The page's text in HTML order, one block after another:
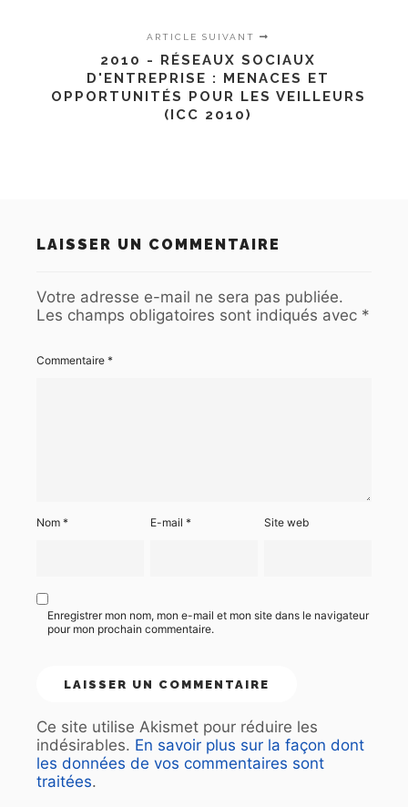
ARTICLE SUIVANT
2010 - RÉSEAUX SOCIAUX
D'ENTREPRISE : MENACES ET
OPPORTUNITÉS POUR LES VEILLEURS
(ICC 2010)
LAISSER UN COMMENTAIRE
Votre adresse e-mail ne sera pas publiée.
Les champs obligatoires sont indiqués avec *
Commentaire *
Nom * E-mail* Site web
Enregistrer mon nom, mon e-mail et mon site dans le navigateur
pour mon prochain commentaire.
Ce site utilise Akismet pour réduire les
indésirables. En savoir plus sur la façon dont
les données de vos commentaires sont
traitées.